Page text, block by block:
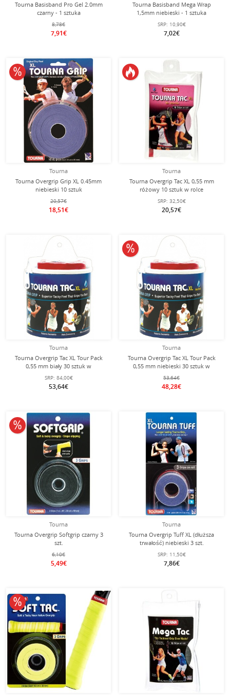
Tourna Basisband Pro Gel 2.0mm
czarny - 1 sztuka
8,78€
7,91€
Tourna Basisband Mega Wrap
1,5mm niebieski - 1 sztuka
SRP: 10,90€
7,02€
Tourna
Tourna Overgrip Grip XL 0.45mm
niebieski 10 sztuk
20,57€
18,51€
10% obniżone
Tourna
Tourna Overgrip Tac XL 0,55 mm
różowy 10 sztuk w rolce
SRP: 32,50€
20,57€
Tourna
Tourna Overgrip Tac XL Tour Pack
0,55 mm biały 30 sztuk w
opakowaniu
SRP: 84,00€
53,64€
Tourna
Tourna Overgrip Tac XL Tour Pack
0,55 mm niebieski 30 sztuk w
opakowaniu.
53,64€
48,28€
10% obniżone
Tourna
Tourna Overgrip Softgrip czarny 3
szt.
6,10€
5,49€
10% obniżone
Tourna
Tourna Overgrip Tuff XL (dłuższa
trwałość) niebieski 3 szt.
SRP: 11,50€
7,86€
10% obniżone